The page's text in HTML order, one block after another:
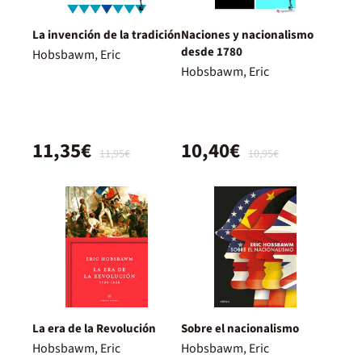
La invención de la tradición
Hobsbawm, Eric
11,95€
11,35€
Naciones y nacionalismo
desde 1780
Hobsbawm, Eric
10,95€
10,40€
La era de la Revolución
Hobsbawm, Eric
Sobre el nacionalismo
Hobsbawm, Eric